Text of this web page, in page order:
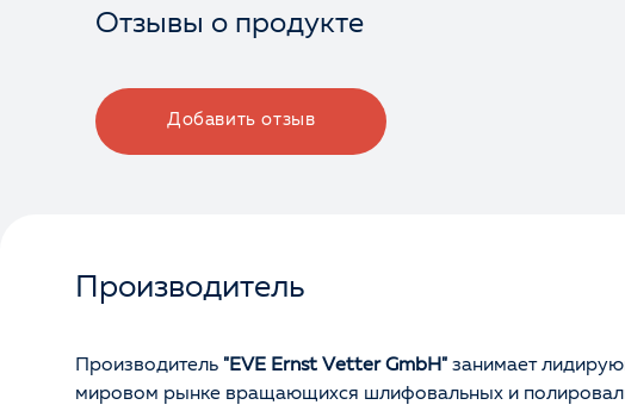
Отзывы о продукте
Добавить отзыв
Производитель
Производитель "EVE Ernst Vetter GmbH" занимает
мировом рынке вращающихся шлифовальных и